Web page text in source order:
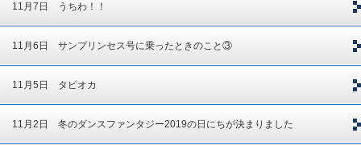
11月7日 うちわ！！
11月6日 サンプリンセス号に乗ったときのこと③
11月5日 タピオカ
11月2日 冬のダンスファンタジー2019の日にちが決まりました